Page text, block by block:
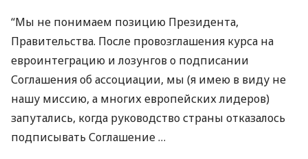
“Мы не понимаем позицию Президента,
Правительства. После провозглашения курса на
евроинтеграцию и лозунгов о подписании
Соглашения об ассоциации, мы (я имею в виду не
нашу миссию, а многих европейских лидеров)
запутались, когда руководство страны отказалось
подписывать Соглашение …